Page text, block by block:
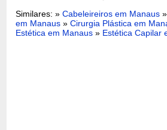
Similares: »Cabeleireiros em Manaus
em Manaus »Cirurgia Plástica em
Estética em Manaus » Estética Capilar